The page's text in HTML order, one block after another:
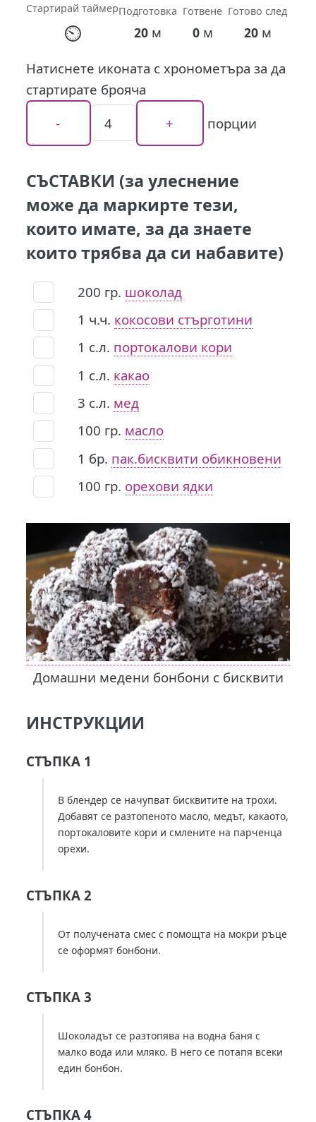
Стартирай таймер
⏲
Подготовка
20 м
Готвене
0м
Готово след
20м
Натиснете иконата с хронометъра за да
стартирате брояча
порции
СЪСТАВКИ (за улеснение
може да маркирте тези,
които имате, за да знаете
които трябва да си набавите)
200 гр. шоколад
1 ч.ч. кокосови стърготини
1 с.л. портокалови кори
1 с.л. какао
3 с.л. мед
100 гр. масло
1 бр. пак.бисквити обикновени
100 гр. орехови ядки
Домашни медени бонбони с бисквити
ИНСТРУКЦИИ
СТЪПКА 1
В блендер се начупват бисквитите на трохи.
Добавят се разтопеното масло, медът, какаото,
портокаловите кори и смлените на парченца
орехи.
СТЪПКА 2
От получената смес с помощта на мокри ръце
се оформят бонбони.
СТЪПКА 3
Шоколадът се разтопява на водна баня с
малко вода или мляко. В него се потапя всеки
един бонбон.
СТЪПКА 4